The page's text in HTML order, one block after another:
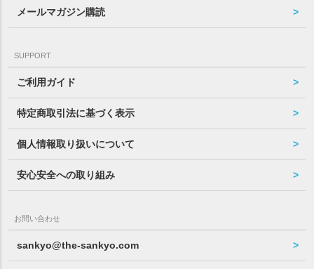
メールマガジン購読
SUPPORT
ご利用ガイド
特定商取引法に基づく表示
個人情報取り扱いについて
安心安全への取り組み
お問い合わせ
sankyo@the-sankyo.com